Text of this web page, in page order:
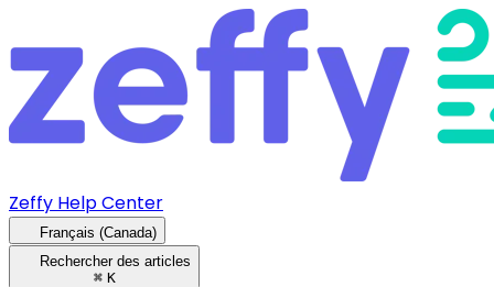
Zeffy Help Center
Français (Canada)
Rechercher des articles
⌘ K